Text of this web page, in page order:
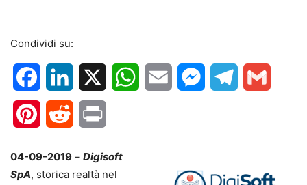
Condividi su:
FacebookLinkedIn WhatsApp
Email MessengerTelegram
PinterestReddit
04-09-2019 – Digisoft
SpA, storica realtà nel